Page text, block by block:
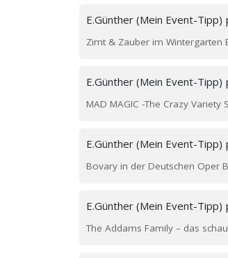
E.Günther (Mein Event-Tipp)
Zimt & Zauber im Wintergarten
E.Günther (Mein Event-Tipp)
MAD MAGIC -The Crazy
E.Günther (Mein Event-Tipp)
Bovary in der Deutschen Oper
E.Günther (Mein Event-Tipp)
The Addams Family – das